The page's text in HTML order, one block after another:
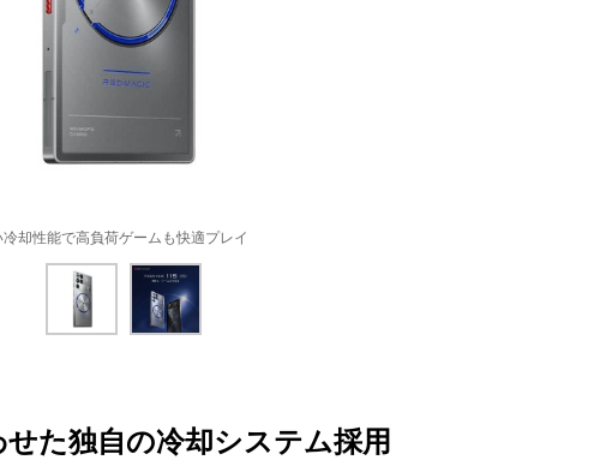
冷却性能で高負荷ゲームも快適プレイ
た独自の冷却システム採用